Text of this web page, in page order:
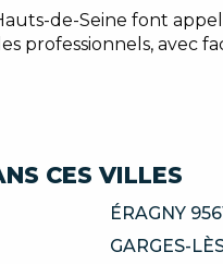
de-Seine font
professionnels, avec
CES VILLES
ÉRAGNY
GARGES-